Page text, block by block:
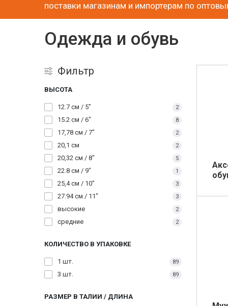
поставки магазинам и импортерам по
Одежда и обувь
Фильтр
ВЫСОТА
12.7 см / 5" 2
15.2 см / 6" 8
17,78 см / 7" 2
20,1 см 2
20,32 см / 8" 5
22.8 см / 9" 1
25,4 см / 10" 3
27.94 см / 11" 3
высокие 2
средние 2
КОЛИЧЕСТВО В УПАКОВКЕ
1 шт. 89
3 шт. 89
РАЗМЕР В ТАЛИИ / ДЛИНА